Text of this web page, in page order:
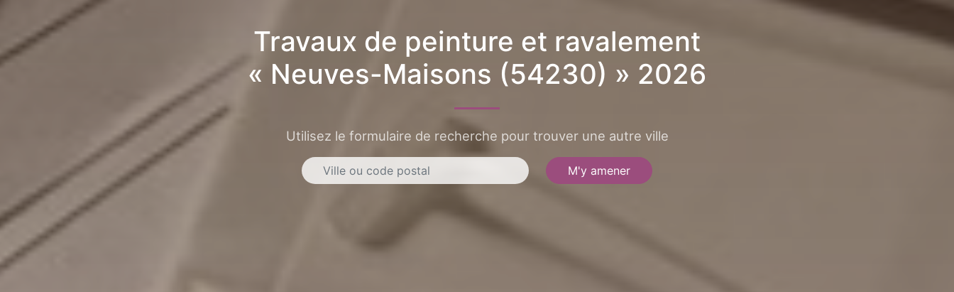
Travaux de peinture et ravalement
« Neuves-Maisons (54230) » 2026
Utilisez le formulaire de recherche pour trouver une autre ville
M'y amener